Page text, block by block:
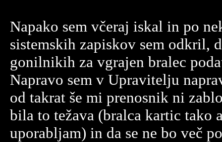
Napako sem včeraj iskal in po
sistemskih zapiskov sem odkril,
gonilnikih za vgrajen bralec
Napravo sem v Upravitelju
od takrat še mi prenosnik ni
bila to težava (bralca kartic tako
uporabljam) in da se ne bo več